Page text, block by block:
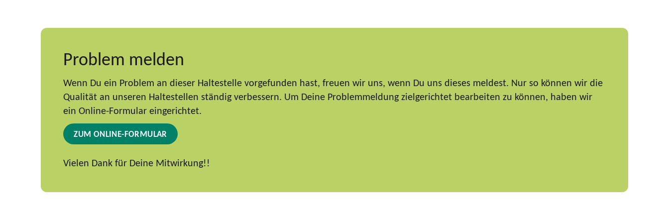
Problem melden
Wenn Du ein Problem an dieser Haltestelle vorgefunden hast, freuen wir uns, wenn Du uns dieses meldest. Nur so können wir die
Qualität an unseren Haltestellen ständig verbessern. Um Deine Problemmeldung zielgerichtet bearbeiten zu können, haben wir
ein Online-Formular eingerichtet.
ZUM ONLINE-FORMULAR
Vielen Dank für Deine Mitwirkung!!